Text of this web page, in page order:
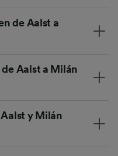
de Aalst a
Aalst a Milán
y Milán